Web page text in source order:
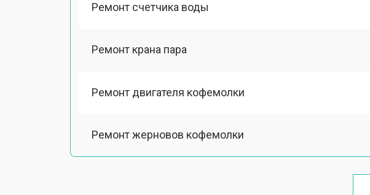
Ремонт счетчика воды
Ремонт крана пара
Ремонт двигателя кофемолки
Ремонт жерновов кофемолки